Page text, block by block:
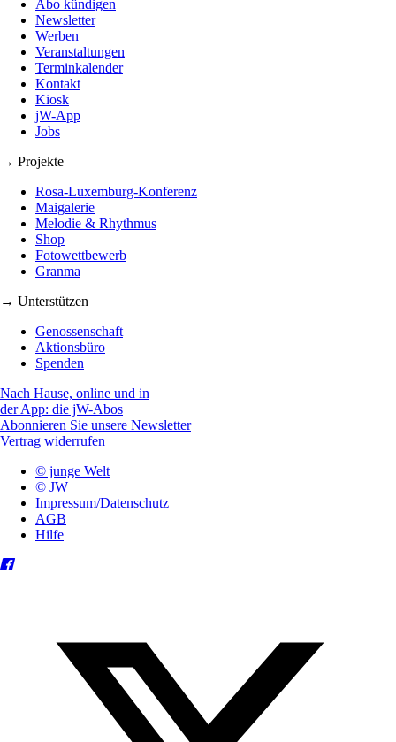
Abo kündigen
Newsletter
Werben
Veranstaltungen
Terminkalender
Kontakt
Kiosk
jW-App
Jobs
→ Projekte
Rosa-Luxemburg-Konferenz
Maigalerie
Melodie & Rhythmus
Shop
Fotowettbewerb
Granma
→ Unterstützen
Genossenschaft
Aktionsbüro
Spenden
Nach Hause, online und in
der App: die jW-Abos
Abonnieren Sie unsere Newsletter
Vertrag widerrufen
© junge Welt
© JW
Impressum/Datenschutz
AGB
Hilfe